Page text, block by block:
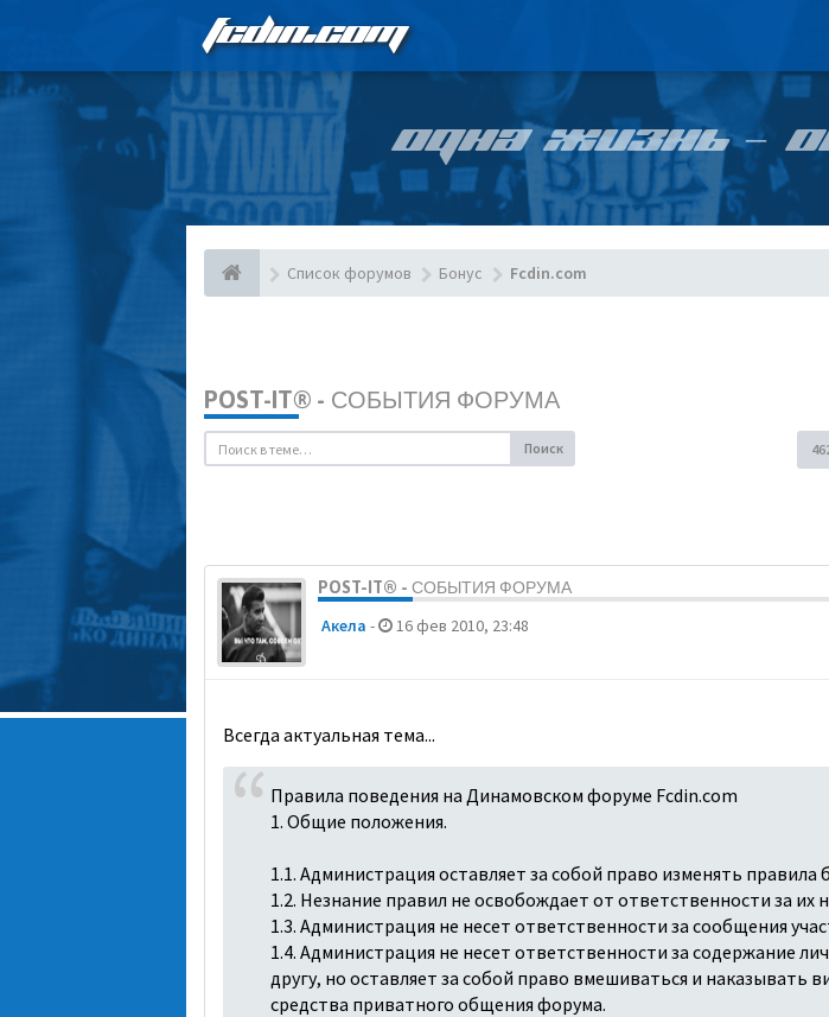
FCDIN.COM
ОДНА ЖИЗНЬ –
Список форумов Бонус Fcdin.com
POST-IT® - СОБЫТИЯ ФОРУМА
Поиск
POST-IT® - СОБЫТИЯ ФОРУМА
Акела - 16 фев 2010, 23:48
Всегда актуальная тема...
Правила поведения на Динамовском форуме Fcdin.com
1. Общие положения.
1.1. Администрация оставляет за собой право изменять правила
1.2. Незнание правил не освобождает от ответственности за их
1.3. Администрация не несет ответственности за сообщения
1.4. Администрация не несет ответственности за содержание
другу, но оставляет за собой право вмешиваться и наказывать
средства приватного общения форума.